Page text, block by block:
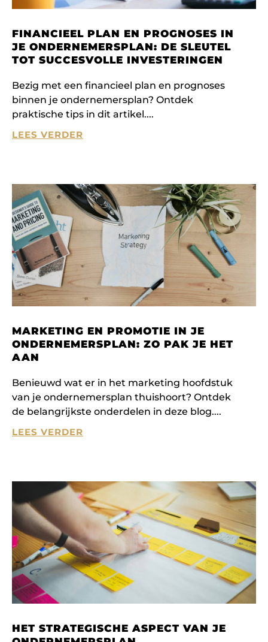
FINANCIEEL PLAN EN PROGNOSES IN
JE ONDERNEMERSPLAN: DE SLEUTEL
TOT SUCCESVOLLE INVESTERINGEN
Bezig met een financieel plan en prognoses
binnen je ondernemersplan? Ontdek
praktische tips in dit artikel.
LEES VERDER
MARKETING EN PROMOTIE IN JE
ONDERNEMERSPLAN: ZO PAK JE HET
AAN
Benieuwd wat er in het marketing hoofdstuk
van je ondernemersplan thuishoort? Ontdek
de belangrijkste onderdelen in deze blog.
LEES VERDER
HET STRATEGISCHE ASPECT VAN JE